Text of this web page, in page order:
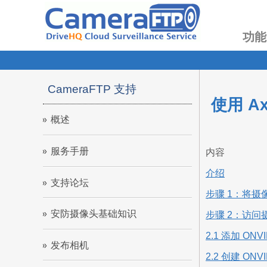
功能
CameraFTP 支持
概述
服务手册
支持论坛
安防摄像头基础知识
发布相机
使用
内容
介绍
步骤 1：将摄
步骤 2：访问
2.1 添加
2.2 创建